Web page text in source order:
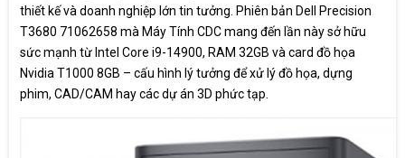
Xuất xứ China
Bảo hành 12 Tháng
thiết kế và doanh nghiệp lớn tin tưởng. Phiên bản Dell Precision
T3680 71062658 mà Máy Tính CDC mang đến lần này sở hữu
sức mạnh từ Intel Core i9-14900, RAM 32GB và card đồ họa
Nvidia T1000 8GB – cấu hình lý tưởng để xử lý đồ họa, dựng
phim, CAD/CAM hay các dự án 3D phức tạp.